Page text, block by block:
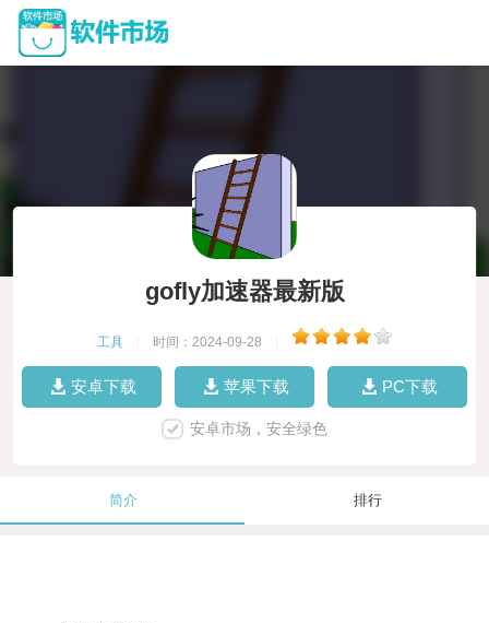
gofly加速器最新版
工具 时间：2024-09-28
安卓下载 苹果下载 PC下载
安卓市场，安全绿色
简介 排行